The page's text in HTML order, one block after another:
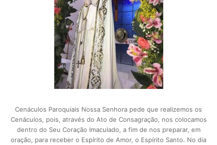
Cenáculos Paroquiais Nossa Senhora pede que realizemos os
Cenáculos, pois, através do Ato de Consagração, nos colocamos
dentro do Seu Coração Imaculado, a fim de nos preparar, em
oração, para receber o Espírito de Amor, o Espírito Santo. No dia